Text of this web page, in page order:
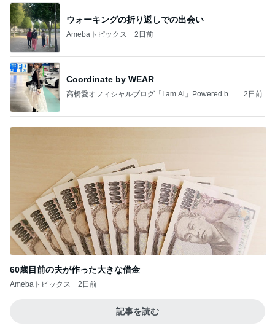
ウォーキングの折り返しでの出会い
Amebaトピックス 2日前
Coordinate by WEAR
高橋愛オフィシャルブログ「I am Ai」Powered by
2日前
60歳目前の夫が作った大きな借金
Amebaトピックス 2日前
記事を読む